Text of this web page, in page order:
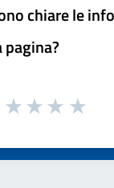
chiare le
pagina?